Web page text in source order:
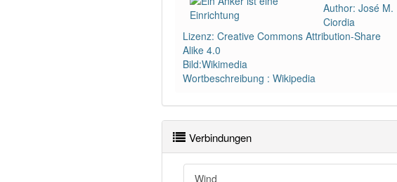
Author: José M.
Ciordia
Lizenz: Creative Commons Attribution-Share
Alike 4.0
Bild:Wikimedia
Wortbeschreibung : Wikipedia
Verbindungen
Wind